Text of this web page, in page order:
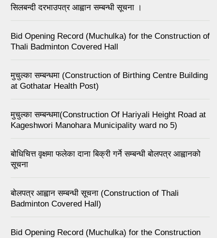
सिलबन्दी दरभाउपत्र आह्वान सम्बन्धी सूचना ।
Bid Opening Record (Muchulka) for the Construction of
Thali Badminton Covered Hall
मुचुल्का सम्बन्धमा (Construction of Birthing Centre Building
at Gothatar Health Post)
मुचुल्का सम्बन्धमा(Construction Of Hariyali Height Road at
Kageshwori Manohara Municipality ward no 5)
बोधिचित्त वृक्षमा फलेका दाना बिक्री गर्ने सम्बन्धी बोलपत्र आह्वानको
सूचना
बोलपत्र आह्वान सम्बन्धी सूचना (Construction of Thali
Badminton Covered Hall)
Bid Opening Record (Muchulka) for the Construction